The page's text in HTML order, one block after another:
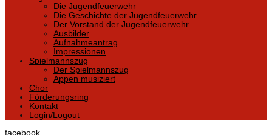
Die Jugendfeuerwehr
Die Geschichte der Jugendfeuerwehr
Der Vorstand der Jugendfeuerwehr
Ausbilder
Aufnahmeantrag
Impressionen
Spielmannszug
Der Spielmannszug
Appen musiziert
Chor
Förderungsring
Kontakt
Login/Logout
facebook